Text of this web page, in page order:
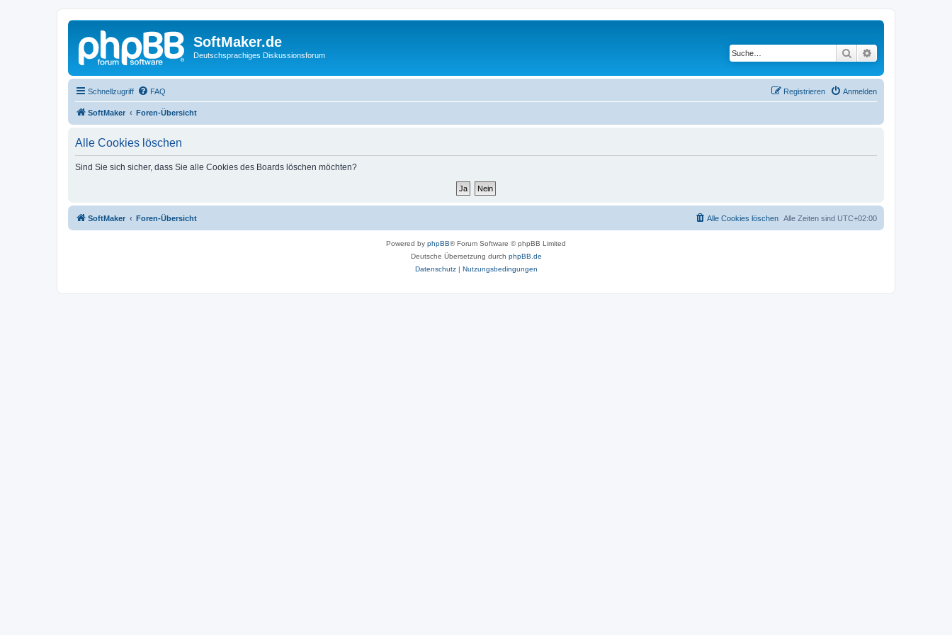
SoftMaker.de
Deutschsprachiges Diskussionsforum Suche
Schnellzugriff FAQ Anmelden
Registrieren
SoftMaker Foren-Übersicht
Alle Cookies löschen
Sind Sie sich sicher, dass Sie alle Cookies des Boards löschen möchten?
SoftMaker Foren-Übersicht Alle Zeiten sind UTC+02:00
Alle Cookies löschen
Powered by phpBB® Forum Software © phpBB Limited
Deutsche Übersetzung durch phpBB.de
Datenschutz| Nutzungsbedingungen